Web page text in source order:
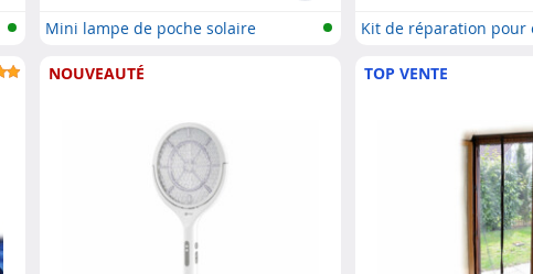
Mini lampe de poche solaire
Kit de réparation pour
NOUVEAUTÉ TOP VENTE